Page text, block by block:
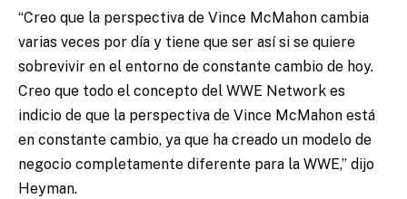
“Creo que la perspectiva de Vince McMahon cambia
varias veces por día y tiene que ser así si se quiere
sobrevivir en el entorno de constante cambio de hoy.
Creo que todo el concepto del WWE Network es
indicio de que la perspectiva de Vince McMahon está
en constante cambio, ya que ha creado un modelo de
negocio completamente diferente para la WWE,” dijo
Heyman.